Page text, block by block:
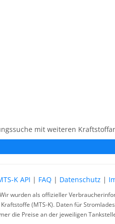
mit weiteren
K API | FAQ | Datenschutz |
Wir wurden als offizieller
(MTS-K). Daten für
die Preise an der jeweiligen